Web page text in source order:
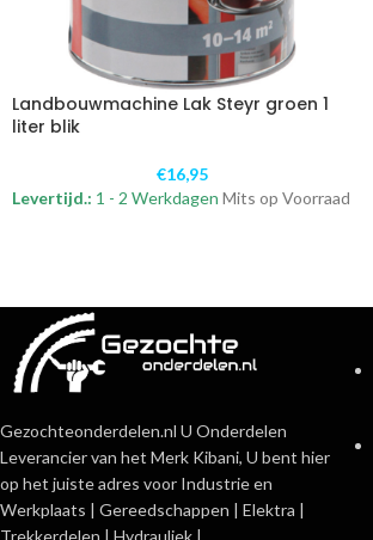
Landbouwmachine Lak Steyr groen 1
liter blik
€16,95
Levertijd.: 1 - 2 Werkdagen Mits op Voorraad
Gezochteonderdelen.nl U Onderdelen
Leverancier van het Merk Kibani, U bent hier
op het juiste adres voor Industrie en
Werkplaats | Gereedschappen | Elektra |